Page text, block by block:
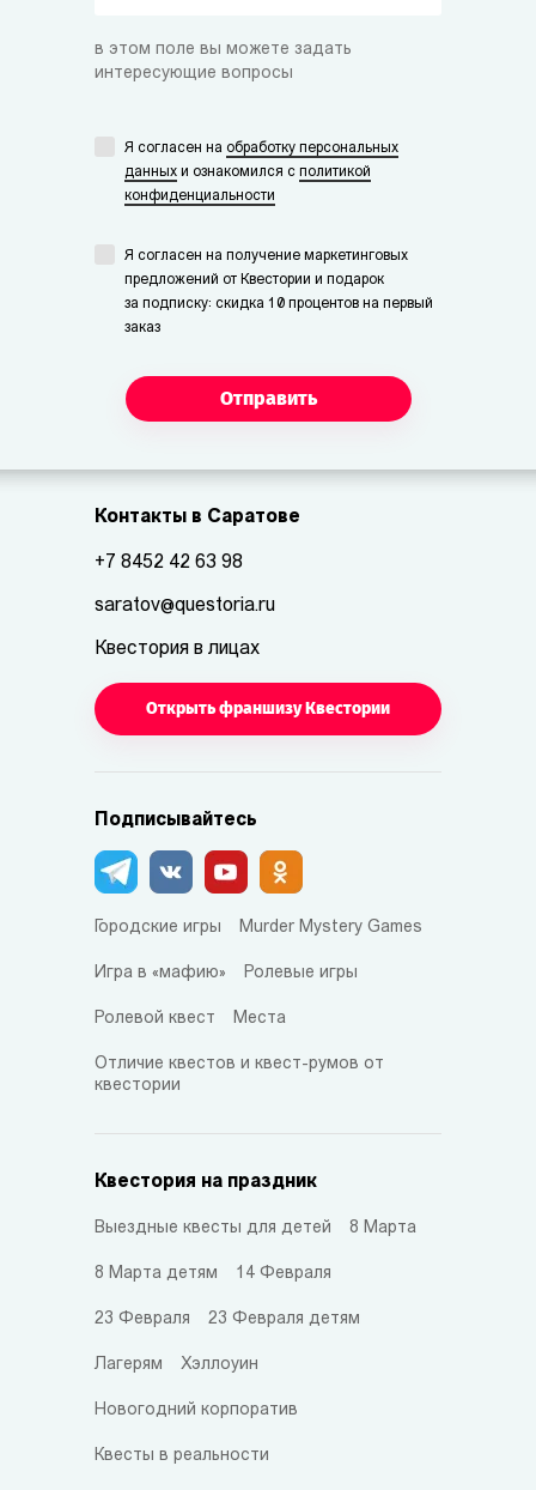
в этом поле вы можете задать
интересующие вопросы
Я согласен на обработку персональных
данных и ознакомился с политикой
конфиденциальности
Я согласен на получение маркетинговых
предложений от Квестории и подарок
за подписку: скидка 10 процентов на первый
заказ
Отправить
Контакты в Саратове
+7 8452 42 63 98
saratov@questoria.ru
Квестория в лицах
Открыть франшизу Квестории
Подписывайтесь
Городские игры Murder Mystery Games
Игра в «мафию» Ролевые игры
Ролевой квест Места
Отличие квестов и квест-румов от
квестории
Квестория на праздник
Выездные квесты для детей 8 Марта
8 Марта детям 14 Февраля
23 Февраля 23 Февраля детям
Лагерям Хэллоуин
Новогодний корпоратив
Квесты в реальности